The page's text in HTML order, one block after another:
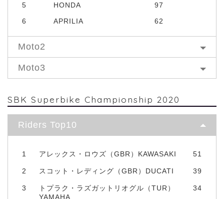
5
HONDA
97
6
APRILIA 62
Moto2
Moto3
SBK Superbike Championship 2020
Riders Top10
1 アレックス・ロウズ（GBR）KAWASAKI 51
2 スコット・レディング（GBR）DUCATI 39
3
トプラク・ラズガットリオグル（TUR）
YAMAHA
34